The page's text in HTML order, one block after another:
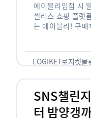
에이블리입점 시
셀러스 쇼핑 플랫
는 에이블리! 구
LOGIKET로지켓물
SNS챌린
터 밤양갱